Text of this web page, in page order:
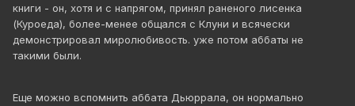
книги - он, хотя и с напрягом, принял раненого лисенка
(Куроеда), более-менее общался с Клуни и всячески
демонстрировал миролюбивость. уже потом аббаты не
такими были.
Еще можно вспомнить аббата Дьюррала, он нормально